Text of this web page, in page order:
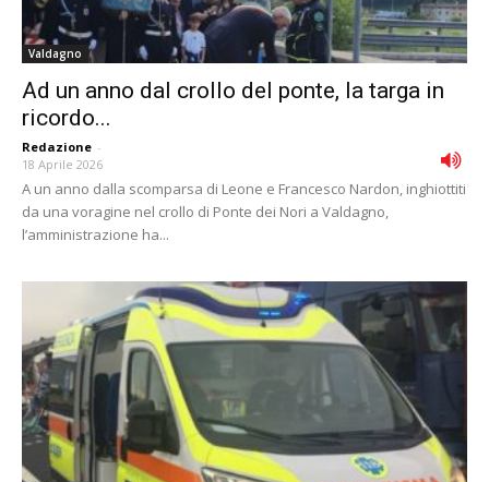
Valdagno
Ad un anno dal crollo del ponte, la targa in
ricordo...
Redazione -
18 Aprile 2026
A un anno dalla scomparsa di Leone e Francesco Nardon, inghiottiti
da una voragine nel crollo di Ponte dei Nori a Valdagno,
l’amministrazione ha...